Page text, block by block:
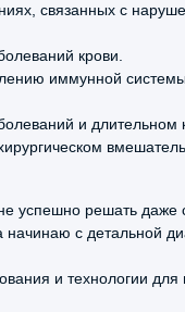
связанных с
крови.
иммунной системы.
и длительном
успешно решать
с детальной
и технологии для